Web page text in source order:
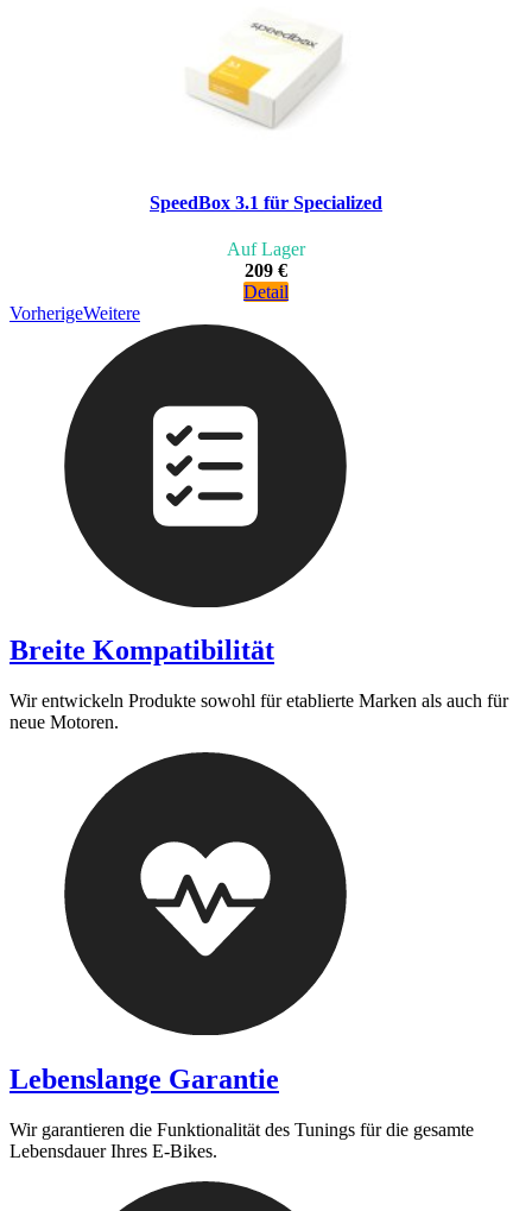
SpeedBox 3.1 für Specialized
Auf Lager
209 €
Detail
VorherigeWeitere
Breite Kompatibilität
Wir entwickeln Produkte sowohl für etablierte Marken als auch für
neue Motoren.
Lebenslange Garantie
Wir garantieren die Funktionalität des Tunings für die gesamte
Lebensdauer Ihres E-Bikes.